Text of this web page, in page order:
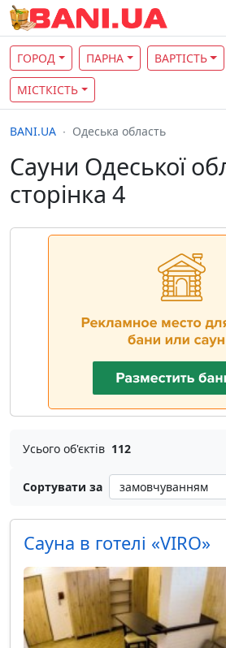
ГОРОД ПАРНА ВАРТІСТЬ
МІСТКІСТЬ
BANI.UA Одеська область
Сауни Одеської
сторінка 4
Усього об'єктів 112
Сортувати за
Сауна в готелі «VIRO»